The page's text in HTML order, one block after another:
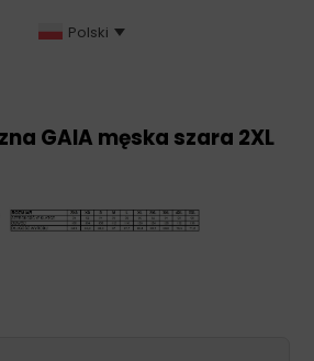
Polski
GAIA męska szara 2XL